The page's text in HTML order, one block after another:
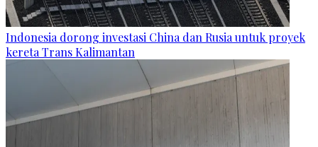
Indonesia dorong investasi China dan Rusia untuk proyek
kereta Trans Kalimantan